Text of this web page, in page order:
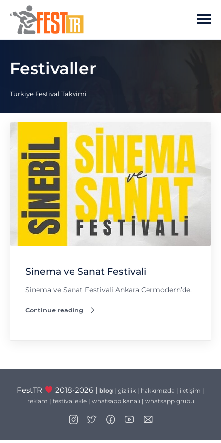
Ana içeriğe atla
Festivaller
Türkiye Festival Takvimi
Sinema ve Sanat Festivali
Sinema ve Sanat Festivali Ankara Cermodern’de.
Continue reading
"Sinema ve Sanat Festivali"
FestTR 2018-2026 | blog| gizlilik| hakkımızda | iletişim |
reklam | festival ekle| whatsapp kanalı | whatsapp grubu